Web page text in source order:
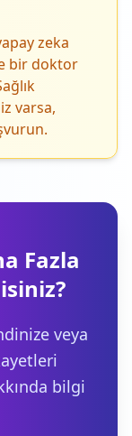
zeka
bir doktor
varsa,
Fazla
veya
bilgi